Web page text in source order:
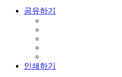
공유하기
인쇄하기